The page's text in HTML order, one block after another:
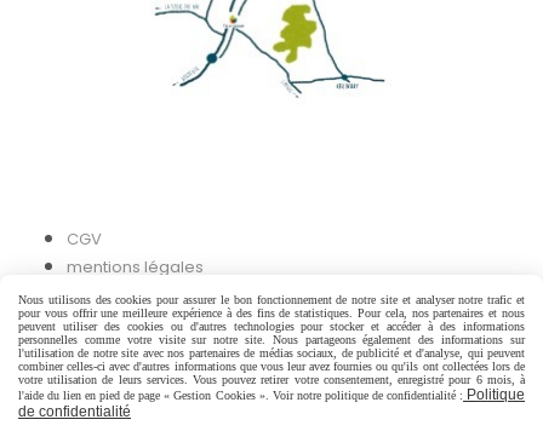
CGV
mentions légales
Facebook est désactivé. Autoriser
Mentions Légales
Nous utilisons des cookies pour assurer le bon fonctionnement de notre site et analyser notre trafic et
pour vous offrir une meilleure expérience à des fins de statistiques. Pour cela, nos partenaires et nous
peuvent utiliser des cookies ou d'autres technologies pour stocker et accéder à des informations
personnelles comme votre visite sur notre site. Nous partageons également des informations sur
l'utilisation de notre site avec nos partenaires de médias sociaux, de publicité et d'analyse, qui peuvent
combiner celles-ci avec d'autres informations que vous leur avez fournies ou qu'ils ont collectées lors de
votre utilisation de leurs services. Vous pouvez retirer votre consentement, enregistré pour 6 mois, à
l'aide du lien en pied de page « Gestion Cookies ». Voir notre politique de confidentialité : Politique
de confidentialité